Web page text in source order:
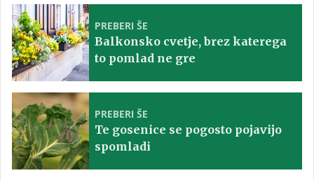
PREBERI ŠE
Balkonsko cvetje, brez katerega
to pomlad ne gre
PREBERI ŠE
Te gosenice se pogosto pojavijo
spomladi